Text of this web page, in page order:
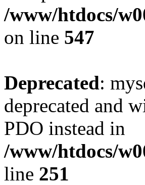
/www/htdocs/
on line 547
Deprecated:
deprecated and
PDO instead in
/www/htdocs/
line 251